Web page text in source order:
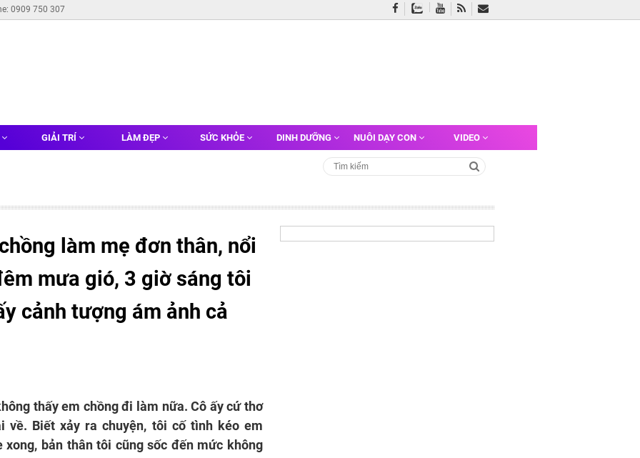
0909 750 307
GIẢI TRÍ LÀM ĐẸP SỨC KHỎE DINH DƯỠNG NUÔI DẠY CON VIDEO
làm mẹ đơn thân, nổi
mưa gió, 3 giờ sáng tôi
cảnh tượng ám ảnh cả
thấy em chồng đi làm nữa. Cô ấy cứ thơ
về. Biết xảy ra chuyện, tôi cố tình kéo em
xong, bản thân tôi cũng sốc đến mức không